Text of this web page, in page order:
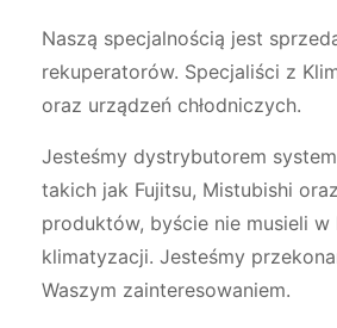
Naszą specjalnością jest
rekuperatorów. Specjaliści z
oraz urządzeń chłodniczych.
Jesteśmy dystrybutorem
takich jak Fujitsu, Mistubishi
produktów, byście nie musieli
klimatyzacji. Jesteśmy
Waszym zainteresowaniem.